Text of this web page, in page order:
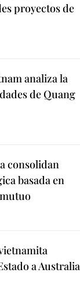
proyectos de
analiza la
de Quang
consolidan
basada en
a Australia